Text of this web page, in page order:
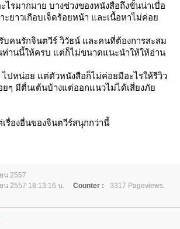
รมากมาย บางช่วงของหนังสือถึงขั้นน่าเบื่อ
ะยาวเกือบเจ็ดร้อยหน้า และเนื้อหาไม่ค่อ
บคนรักจินตวีร์ วิวัธน์ และคนที่ต้องการสะสม
ท่านนี้ให้ครบ แต่ก็ไม่ขนาดแนะนำให้ให้อ่าน
ไปหน่อย แต่ตัวหนังสือก็ไม่ค่อยมีอะไรให้รีวิว
อยๆ มีตื่นเต้นบ้างแต่ออกแนวไม่ได้เสี่ยงภั
รื่องอื่นของจินตวีร์สนุกกว่านี้
น 2557
น 2557 18:13:16 น. Counter :
3317 Pageviews.